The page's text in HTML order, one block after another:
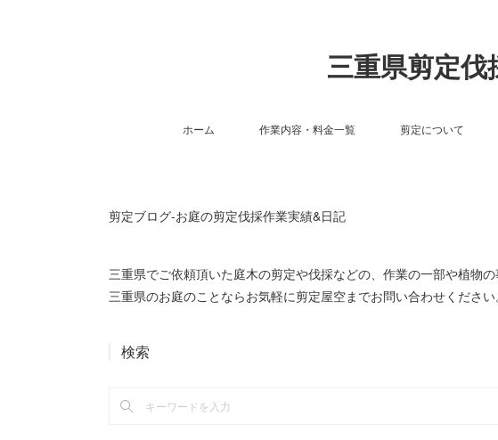
三重県剪定伐
ホーム 作業内容・料金一覧 剪定について
剪定ブログ-お庭の剪定伐採作業実績&日記
三重県でご依頼頂いた庭木の剪定や伐採などの、作業の一部や植物
三重県のお庭のことならお気軽に剪定屋空までお問い合わせください
検索